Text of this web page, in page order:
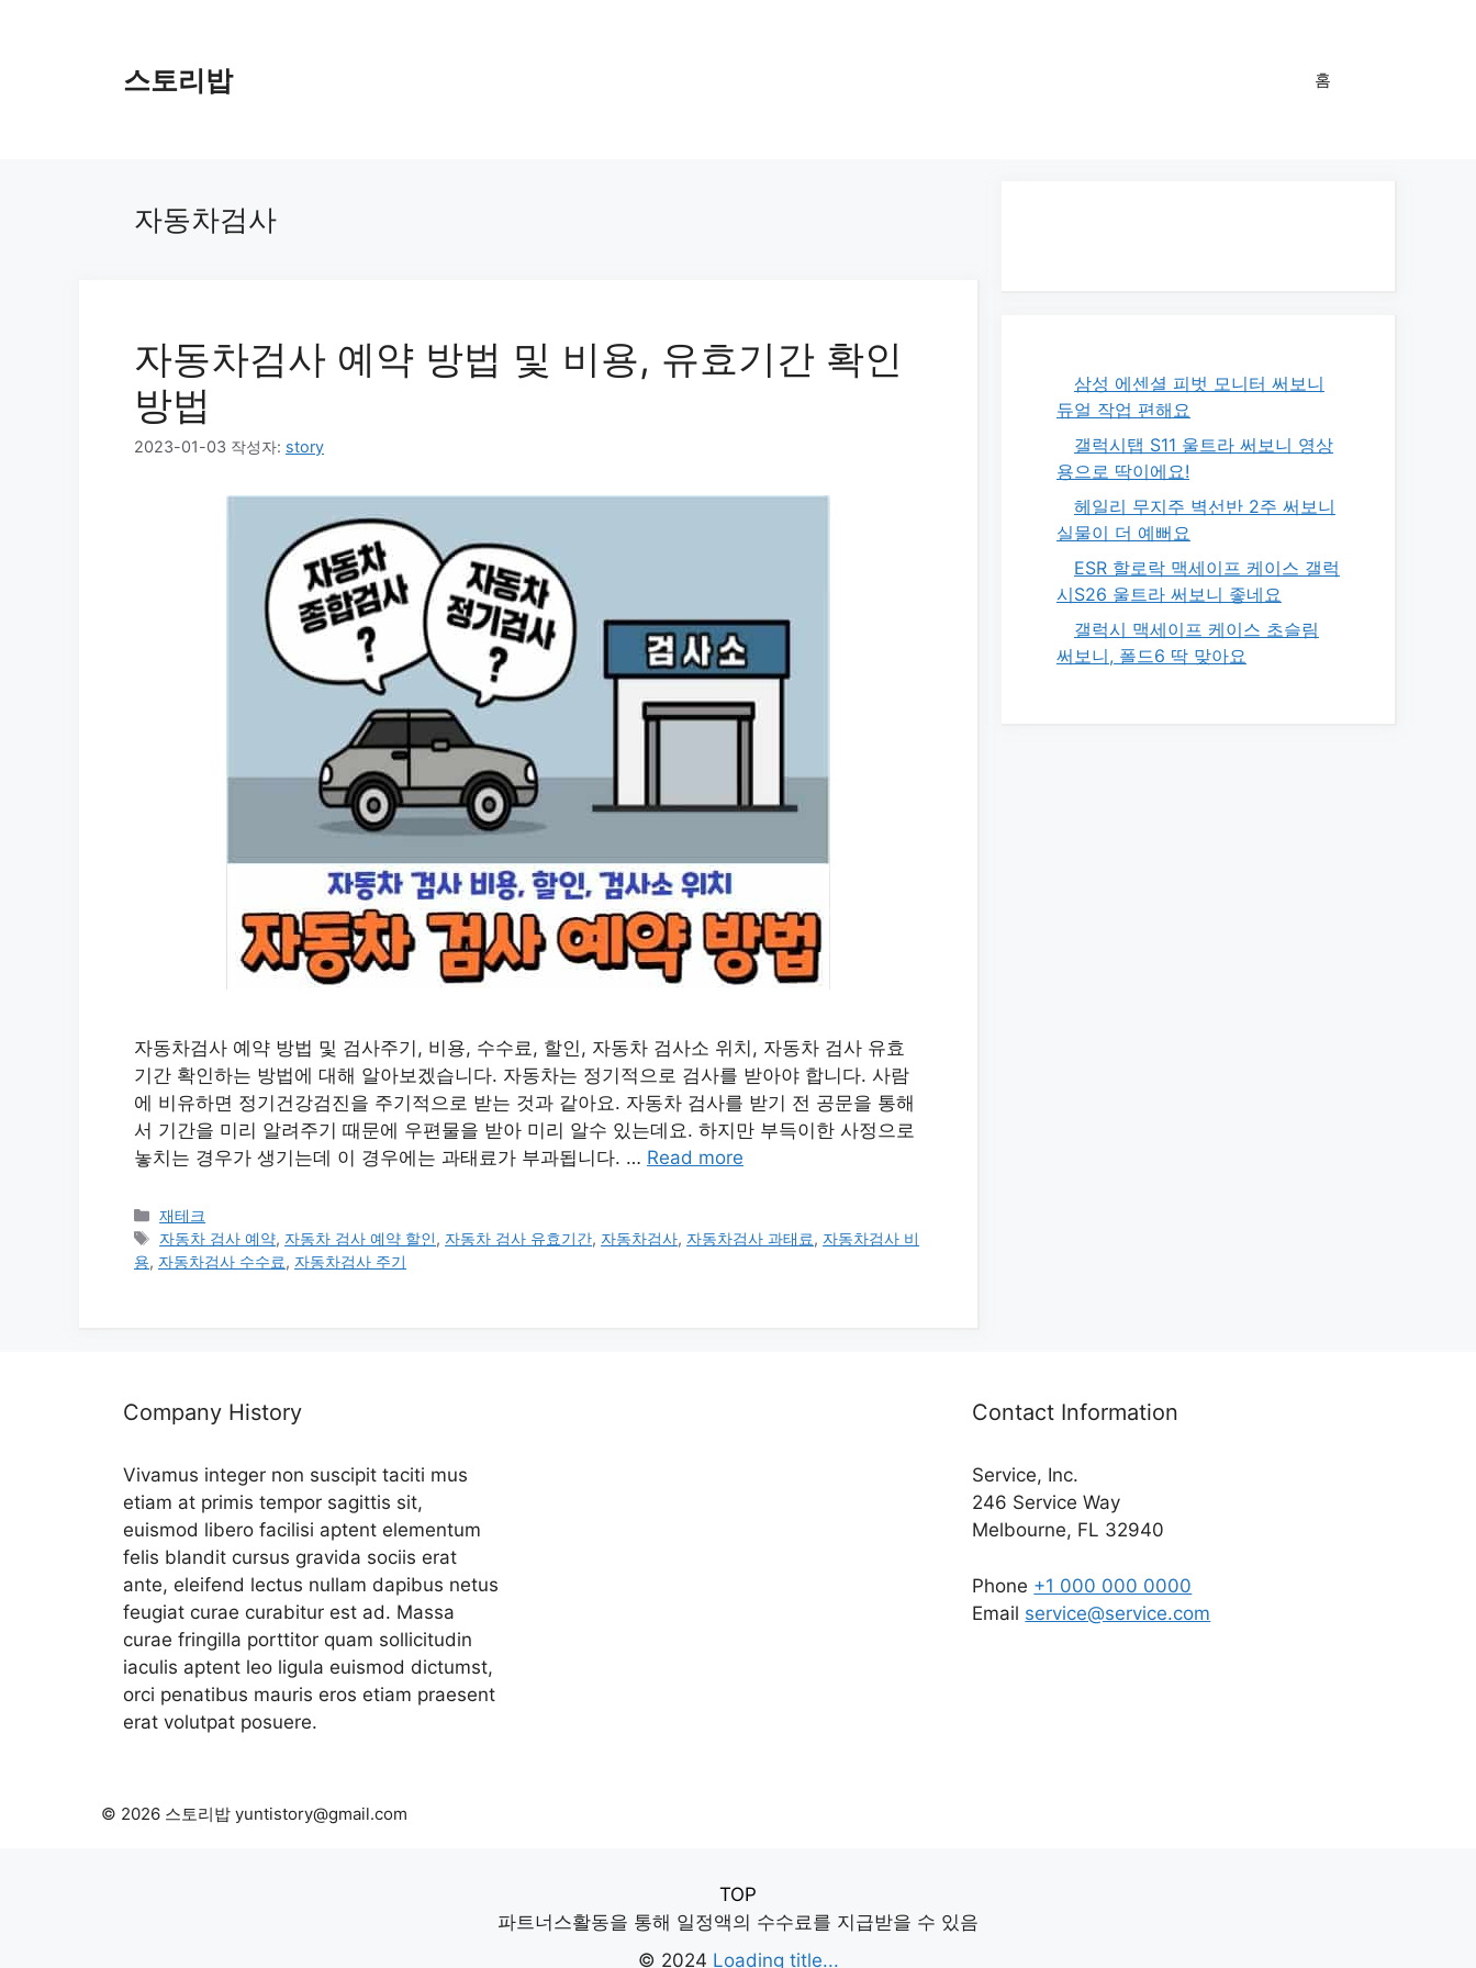
스토리밥 홈
자동차검사
자동차검사 예약 방법 및 비용, 유효기간 확인
방법
2023-01-03 작성자: story
자동차검사 예약 방법 및 검사주기, 비용, 수수료, 할인, 자동차 검사소 위치, 자동차 검사 유효
기간 확인하는 방법에 대해 알아보겠습니다. 자동차는 정기적으로 검사를 받아야 합니다. 사람
에 비유하면 정기건강검진을 주기적으로 받는 것과 같아요. 자동차 검사를 받기 전 공문을 통해
서 기간을 미리 알려주기 때문에 우편물을 받아 미리 알수 있는데요. 하지만 부득이한 사정으로
놓치는 경우가 생기는데 이 경우에는 과태료가 부과됩니다. … Read more
카
테
고
재테크
태
그
자동차 검사 예약, 자동차 검사 예약 할인, 자동차 검사 유효기간, 자동차검사, 자동차검사 과태료, 자동차검사 비
용, 자동차검사 수수료, 자동차검사 주기
삼성 에센셜 피벗 모니터 써보니
듀얼 작업 편해요
갤럭시탭 S11 울트라 써보니 영상
용으로 딱이에요!
헤일리 무지주 벽선반 2주 써보니
실물이 더 예뻐요
ESR 할로락 맥세이프 케이스 갤럭
시S26 울트라 써보니 좋네요
갤럭시 맥세이프 케이스 초슬림
써보니, 폴드6 딱 맞아요
Company History
Vivamus integer non suscipit taciti mus
etiam at primis tempor sagittis sit,
euismod libero facilisi aptent elementum
felis blandit cursus gravida sociis erat
ante, eleifend lectus nullam dapibus netus
feugiat curae curabitur est ad. Massa
curae fringilla porttitor quam sollicitudin
iaculis aptent leo ligula euismod dictumst,
orci penatibus mauris eros etiam praesent
erat volutpat posuere.
Contact Information
Service, Inc.
246 Service Way
Melbourne, FL 32940
Phone +1 000 000 0000
Email service@service.com
© 2026 스토리밥 yuntistory@gmail.com
TOP
파트너스활동을 통해 일정액의 수수료를 지급받을 수 있음
© 2024 Loading title...